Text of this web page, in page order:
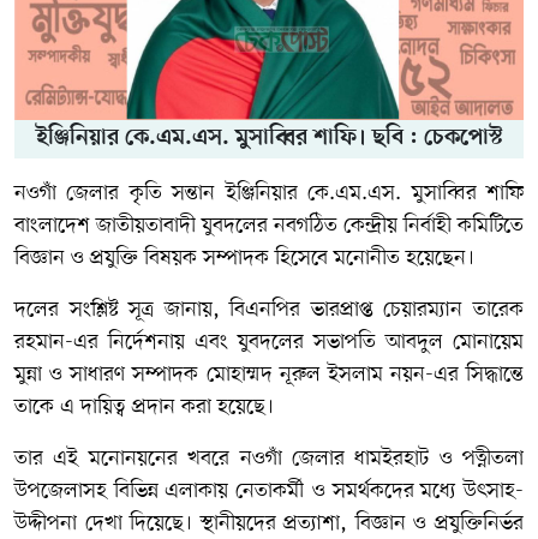
ইঞ্জিনিয়ার কে.এম.এস. মুসাব্বির শাফি। ছবি : চেকপোস্ট
নওগাঁ জেলার কৃতি সন্তান ইঞ্জিনিয়ার কে.এম.এস. মুসাব্বির শাফি
বাংলাদেশ জাতীয়তাবাদী যুবদলের নবগঠিত কেন্দ্রীয় নির্বাহী কমিটিতে
বিজ্ঞান ও প্রযুক্তি বিষয়ক সম্পাদক হিসেবে মনোনীত হয়েছেন।
দলের সংশ্লিষ্ট সূত্র জানায়, বিএনপির ভারপ্রাপ্ত চেয়ারম্যানতারেক
রহমান-এর নির্দেশনায় এবং যুবদলের সভাপতিআবদুল মোনায়েম
মুন্না ও সাধারণ সম্পাদক মোহাম্মদ নূরুল ইসলাম নয়ন-এর সিদ্ধান্তে
তাকে এ দায়িত্ব প্রদান করা হয়েছে।
তার এই মনোনয়নের খবরে নওগাঁ জেলার ধামইরহাট ও পত্নীতলা
উপজেলাসহ বিভিন্ন এলাকায় নেতাকর্মী ও সমর্থকদের মধ্যে উৎসাহ-
উদ্দীপনা দেখা দিয়েছে। স্থানীয়দের প্রত্যাশা, বিজ্ঞান ও প্রযুক্তিনির্ভর